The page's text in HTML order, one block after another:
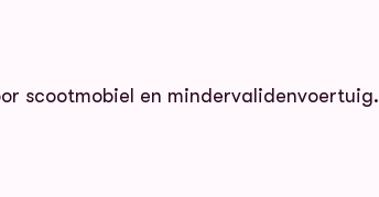
scootmobiel en mindervalidenvoertuig.